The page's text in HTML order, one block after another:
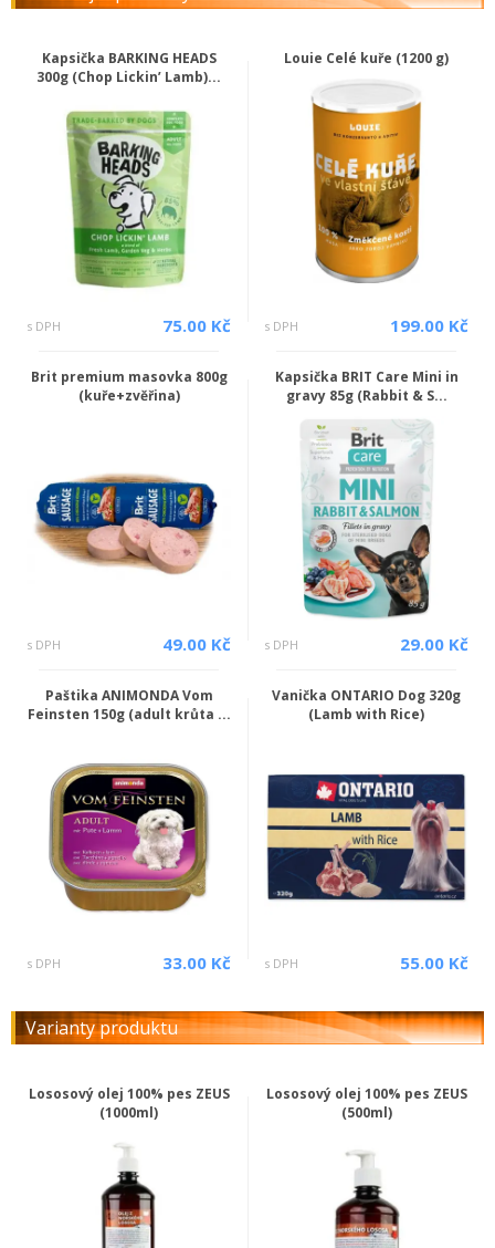
Kapsička BARKING HEADS
300g (Chop Lickin’ Lamb)...
s DPH 75.00 Kč
Louie Celé kuře (1200 g)
s DPH 199.00 Kč
Brit premium masovka 800g
(kuře+zvěřina)
s DPH 49.00 Kč
Kapsička BRIT Care Mini in
gravy 85g (Rabbit & S...
s DPH 29.00 Kč
Paštika ANIMONDA Vom
Feinsten 150g (adult krůta ...
s DPH 33.00 Kč
Vanička ONTARIO Dog 320g
(Lamb with Rice)
s DPH 55.00 Kč
Varianty produktu
Lososový olej 100% pes ZEUS
(1000ml)
Lososový olej 100% pes ZEUS
(500ml)